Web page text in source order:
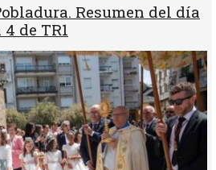
Resumen del día
de TR1